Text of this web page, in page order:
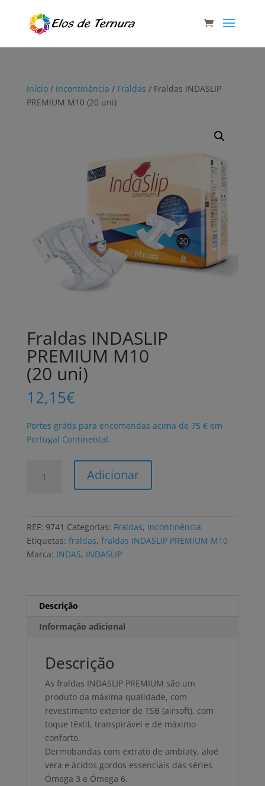
Início/ Incontinência / Fraldas / Fraldas INDASLIP
PREMIUM M10 (20 uni)
Fraldas INDASLIP
PREMIUM M10
(20 uni)
12,15€
Portes grátis para encomendas acima de 75 € em
Portugal Continental.
Adicionar
REF: 9741 Categorias: Fraldas, Incontinência
Etiquetas: fraldas, fraldas INDASLIP PREMIUM M10
Marca: INDAS, INDASLIP
Descrição
Informação adicional
Descrição
As fraldas INDASLIP PREMIUM são um
produto da máxima qualidade, com
revestimento exterior de TSB (airsoft), com
toque têxtil, transpirável e de máximo
conforto.
Dermobandas com extrato de ambiaty, aloé
vera e ácidos gordos essenciais das séries
Ómega 3 e Ómega 6.